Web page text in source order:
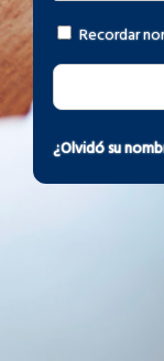
Recordar
¿Olvidó su